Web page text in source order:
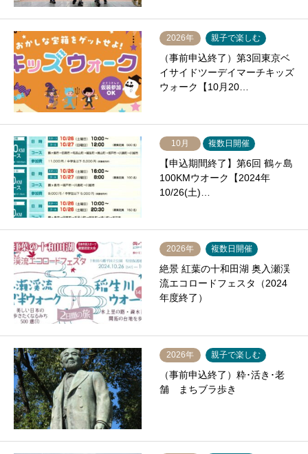
2026年 親子で楽しむ
（事前申込終了）第3回東京ベ
イサイドツーデイマーチキッズ
ウォーク【10月20…
10月 複数日開催
【申込期間終了】第6回 鶴ヶ島
100KMウオーク【2024年
10/26(土)…
2026年 複数日開催
絶景 紅葉の十和田湖 奥入瀬渓
流エコロードフェスタ（2024
年度終了）
2026年 親子で楽しむ
（事前申込終了）粋･活き･老
舗 まちブラ歩き